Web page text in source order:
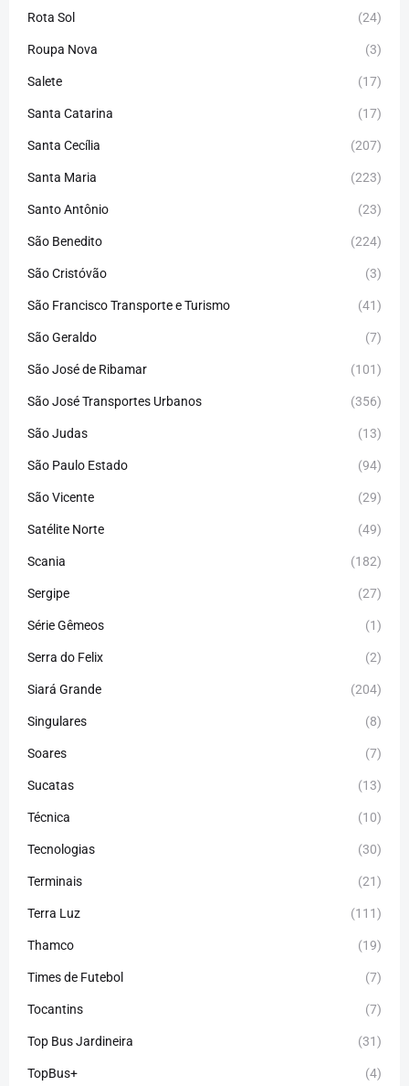
Rota Sol (24)
Roupa Nova (3)
Salete (17)
Santa Catarina (17)
Santa Cecília (207)
Santa Maria (223)
Santo Antônio (23)
São Benedito (224)
São Cristóvão (3)
São Francisco Transporte e Turismo (41)
São Geraldo (7)
São José de Ribamar (101)
São José Transportes Urbanos (356)
São Judas (13)
São Paulo Estado (94)
São Vicente (29)
Satélite Norte (49)
Scania (182)
Sergipe (27)
Série Gêmeos (1)
Serra do Felix (2)
Siará Grande (204)
Singulares (8)
Soares (7)
Sucatas (13)
Técnica (10)
Tecnologias (30)
Terminais (21)
Terra Luz (111)
Thamco (19)
Times de Futebol (7)
Tocantins (7)
Top Bus Jardineira (31)
TopBus+ (4)